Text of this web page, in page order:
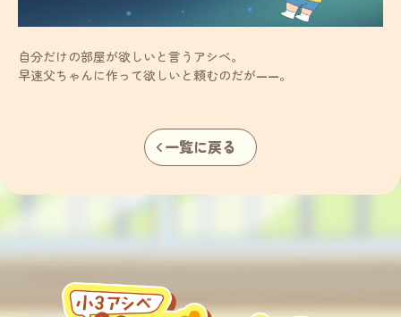
自分だけの部屋が欲しいと言うアシベ。
早速父ちゃんに作って欲しいと頼むのだが——。
一覧に戻る